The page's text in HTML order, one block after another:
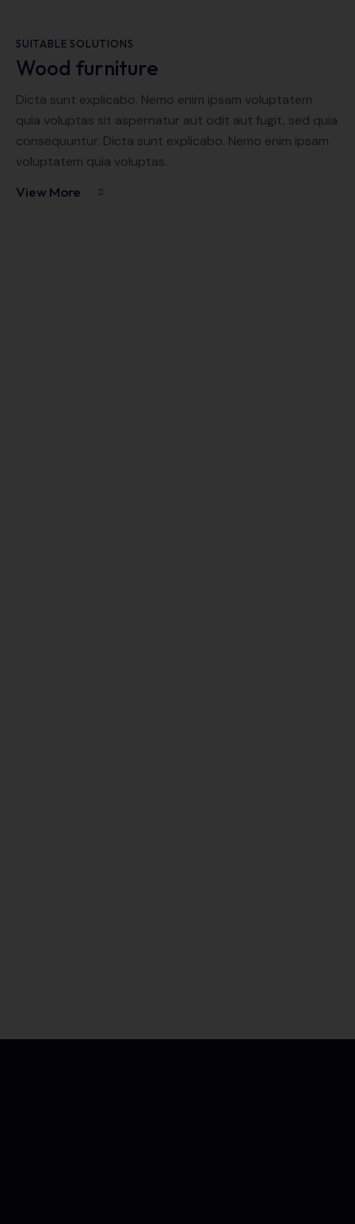
SUITABLE SOLUTIONS
Wood furniture
Dicta sunt explicabo. Nemo enim ipsam voluptatem
quia voluptas sit aspernatur aut odit aut fugit, sed quia
consequuntur. Dicta sunt explicabo. Nemo enim ipsam
voluptatem quia voluptas.
View More